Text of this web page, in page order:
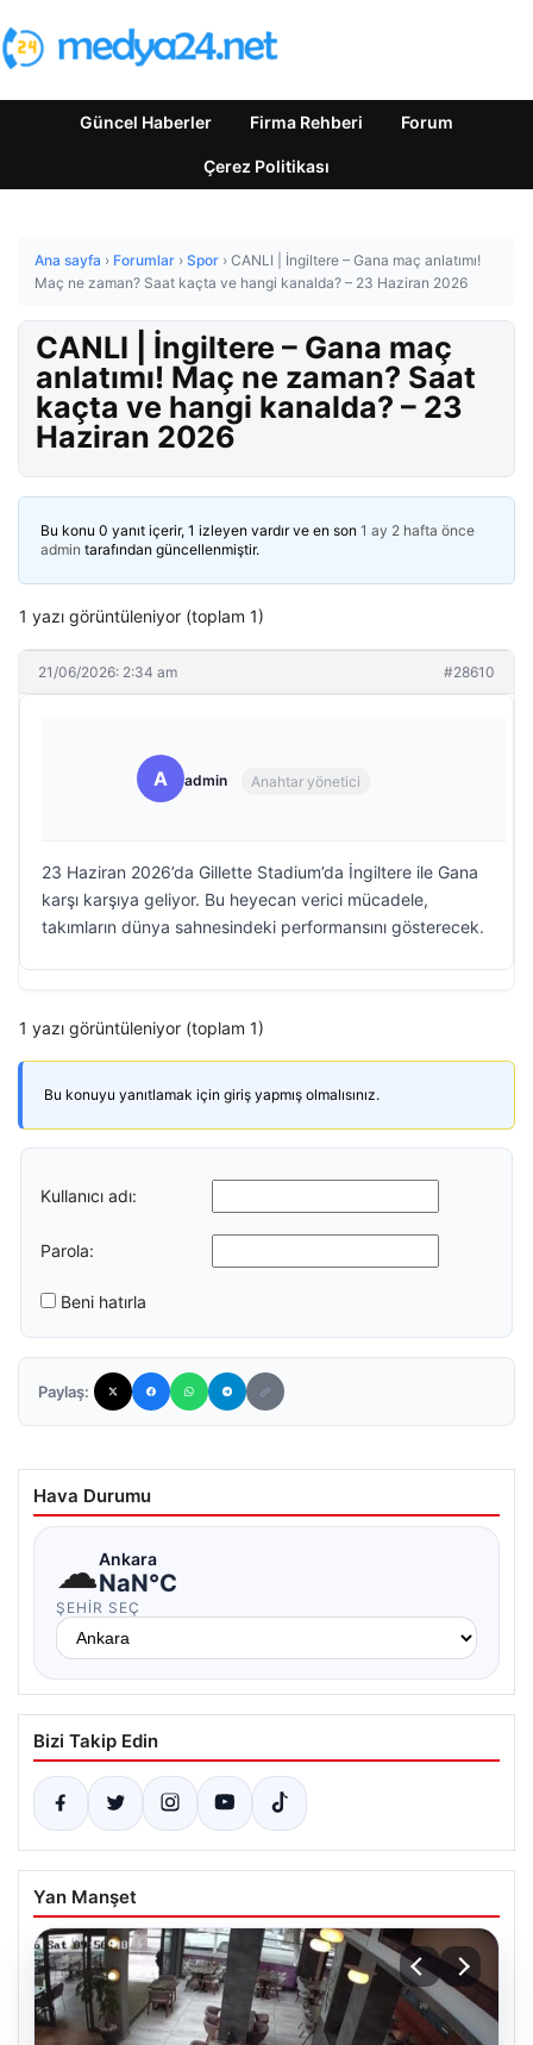
Güncel Haberler Firma Rehberi Forum
Çerez Politikası
Ana sayfa › Forumlar › Spor › CANLI | İngiltere – Gana maç anlatımı!
Maç ne zaman? Saat kaçta ve hangi kanalda? – 23 Haziran 2026
CANLI | İngiltere – Gana maç
anlatımı! Maç ne zaman? Saat
kaçta ve hangi kanalda? – 23
Haziran 2026
Bu konu 0 yanıt içerir, 1 izleyen vardır ve en son 1 ay 2 hafta önce
admin tarafından güncellenmiştir.
1 yazı görüntüleniyor (toplam 1)
21/06/2026: 2:34 am #28610
A admin Anahtar yönetici
23 Haziran 2026’da Gillette Stadium’da İngiltere ile Gana
karşı karşıya geliyor. Bu heyecan verici mücadele,
takımların dünya sahnesindeki performansını gösterecek.
1 yazı görüntüleniyor (toplam 1)
Bu konuyu yanıtlamak için giriş yapmış olmalısınız.
Kullanıcı adı:
Parola:
Beni hatırla
Paylaş:
Hava Durumu
☁Ankara
NaN°C
ŞEHIR SEÇ
Bizi Takip Edin
Yan Manşet